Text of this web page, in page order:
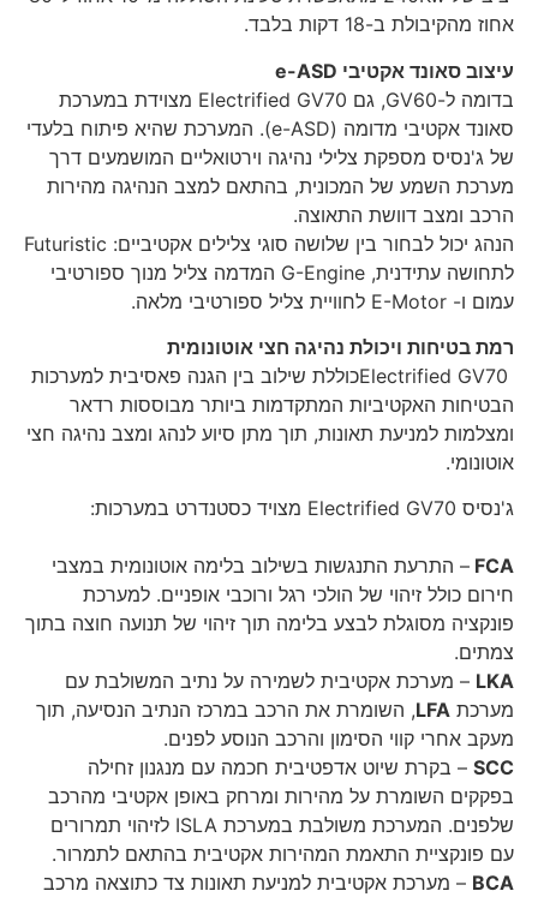
אחוז מהקיבולת ב-18 דקות בלבד.
עיצוב סאונד אקטיבי e-ASD
בדומה ל-GV60, גם Electrified GV70 מצוידת במערכת
סאונד אקטיבי מדומה (e-ASD). המערכת שהיא פיתוח בלעדי
של ג'נסיס מספקת צלילי נהיגה וירטואליים המושמעים דרך
מערכת השמע של המכונית, בהתאם למצב הנהיגה מהירות
הרכב ומצב דוושת התאוצה.
הנהג יכול לבחור בין שלושה סוגי צלילים אקטיביים: Futuristic
לתחושה עתידנית, G-Engine המדמה צליל מנוך ספורטיבי
עמום ו- E-Motor לחוויית צליל ספורטיבי מלאה.
רמת בטיחות ויכולת נהיגה חצי אוטונומית
Electrified GV70כוללת שילוב בין הגנה פאסיבית למערכות
הבטיחות האקטיביות המתקדמות ביותר מבוססות רדאר
ומצלמות למניעת תאונות, תוך מתן סיוע לנהג ומצב נהיגה חצי
אוטונומי.
ג'נסיס Electrified GV70 מצויד כסטנדרט במערכות:
FCA – התרעת התנגשות בשילוב בלימה אוטונומית במצבי
חירום כולל זיהוי של הולכי רגל ורוכבי אופניים. למערכת
פונקציה מסוגלת לבצע בלימה תוך זיהוי של תנועה חוצה בתוך
צמתים.
LKA – מערכת אקטיבית לשמירה על נתיב המשולבת עם
מערכת LFA, השומרת את הרכב במרכז הנתיב הנסיעה, תוך
מעקב אחרי קווי הסימון והרכב הנוסע לפנים.
SCC – בקרת שיוט אדפטיבית חכמה עם מנגנון זחילה
בפקקים השומרת על מהירות ומרחק באופן אקטיבי מהרכב
שלפנים. המערכת משולבת במערכת ISLA לזיהוי תמרורים
עם פונקציית התאמת המהירות אקטיבית בהתאם לתמרור.
BCA – מערכת אקטיבית למניעת תאונות צד כתוצאה מרכב